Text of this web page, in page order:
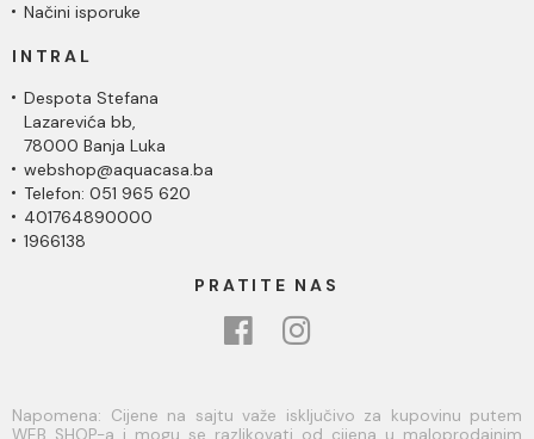
Načini isporuke
INTRAL
Despota Stefana
Lazarevića bb,
78000 Banja Luka
webshop@aquacasa.ba
Telefon: 051 965 620
401764890000
1966138
PRATITE NAS
Napomena: Cijene na sajtu važe isključivo za kupovinu putem
WEB SHOP-a i mogu se razlikovati od cijena u maloprodajnim